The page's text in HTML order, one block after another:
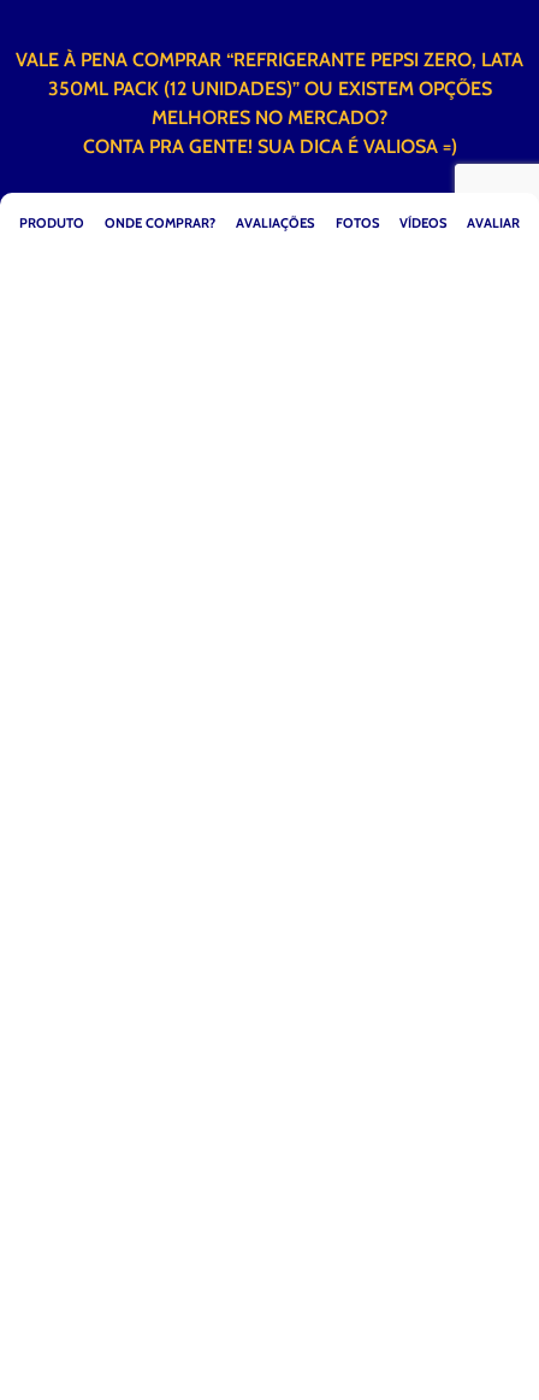
PRODUTO ONDE COMPRAR? AVALIAÇÕES FOTOS VÍDEOS AVALIAR
VALE À PENA COMPRAR “REFRIGERANTE PEPSI ZERO, LATA
350ML PACK (12 UNIDADES)” OU EXISTEM OPÇÕES
MELHORES NO MERCADO?
CONTA PRA GENTE! SUA DICA É VALIOSA =)